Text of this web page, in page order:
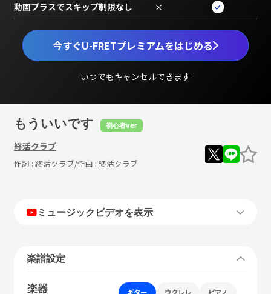
今すぐU-FRETプレミアムをはじめる
いつでもキャンセルできます
動画プラスでスキップ制限なし ×
もういいです 初心者ver
終活クラブ
作詞 : 終活クラブ/作曲 : 終活クラブ
ミュージックビデオを表示
楽譜設定
楽器